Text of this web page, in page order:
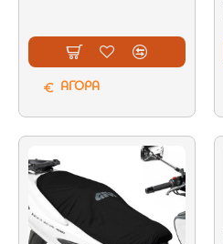
ΑΓΟΡΑ